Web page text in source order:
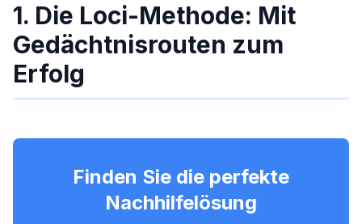
1. Die Loci-Methode: Mit
Gedächtnisrouten zum
Erfolg
Finden Sie die perfekte
Nachhilfelösung